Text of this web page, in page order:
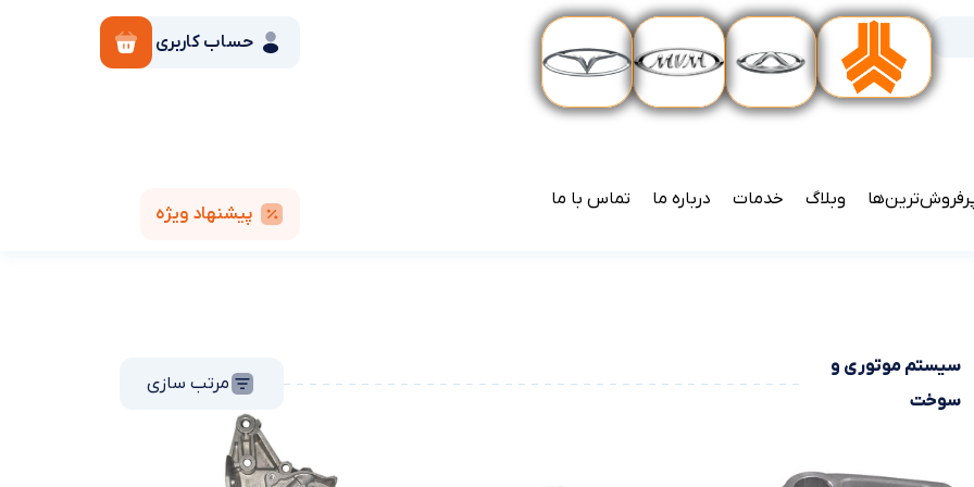
حساب کاربری
وبلاگ خدمات درباره ما تماس با ما
پیشنهاد ویژه
سیستم موتوری و
سوخت
مرتب سازی